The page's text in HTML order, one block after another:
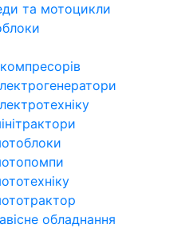
та мотоцикли
обладнання